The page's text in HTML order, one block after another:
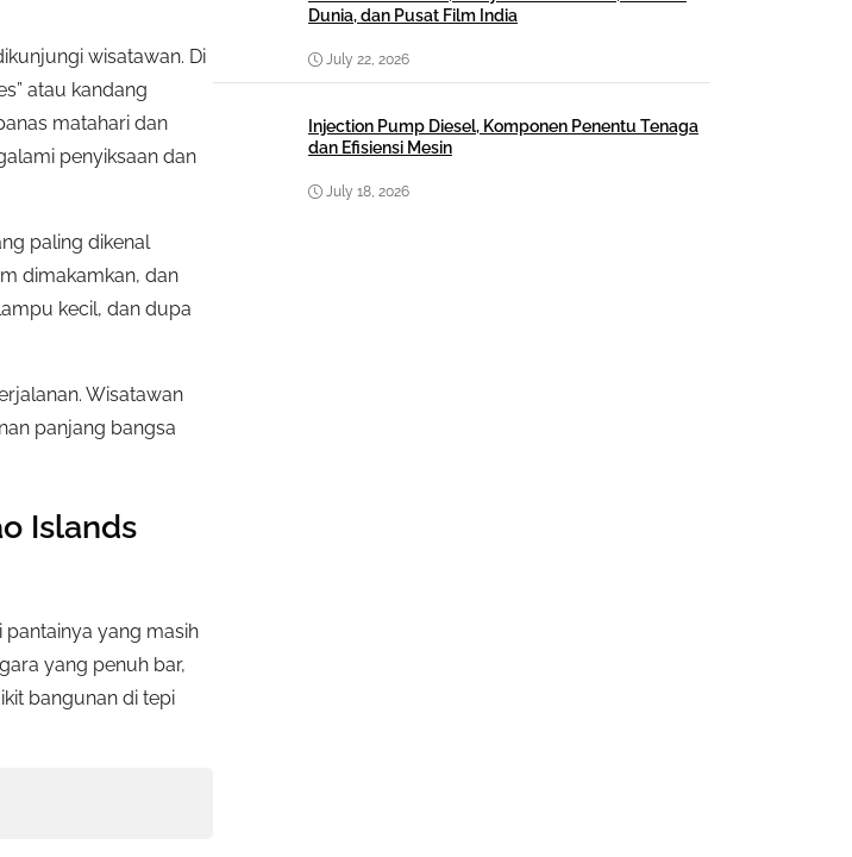
wisatawan. Di
atau kandang
matahari dan
penyiksaan dan
paling dikenal
dimakamkan, dan
kecil, dan dupa
Wisatawan
panjang bangsa
Islands
yang masih
yang penuh bar,
bangunan di tepi
Dunia, dan Pusat Film India
July 22, 2026
Injection Pump Diesel, Komponen Penentu Tenaga
dan Efisiensi Mesin
July 18, 2026